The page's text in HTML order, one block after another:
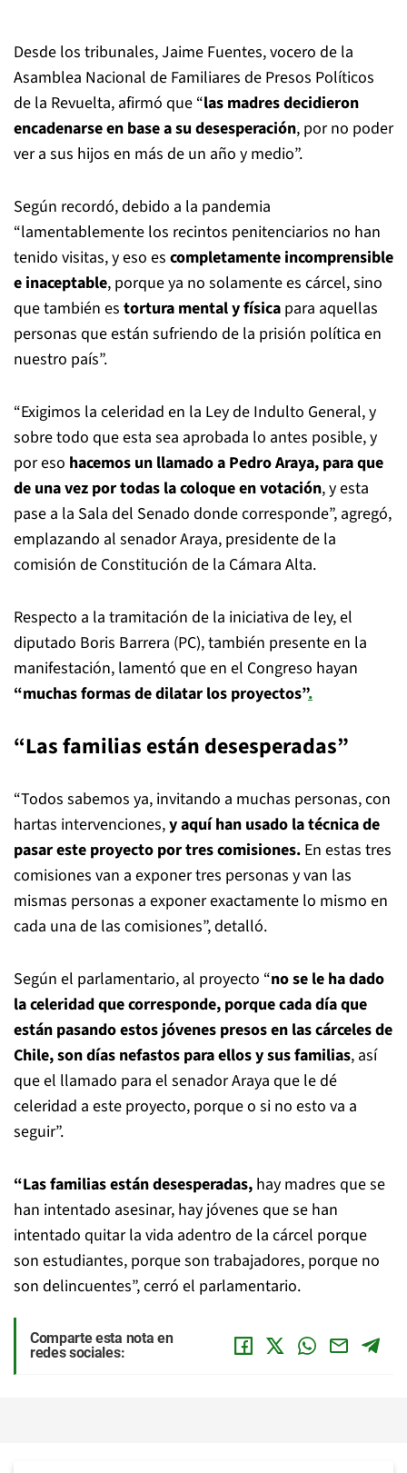
Desde los tribunales, Jaime Fuentes, vocero de la
Asamblea Nacional de Familiares de Presos Políticos
de la Revuelta, afirmó que “las madres decidieron
encadenarse en base a su desesperación, por no poder
ver a sus hijos en más de un año y medio”.
Según recordó, debido a la pandemia
“lamentablemente los recintos penitenciarios no han
tenido visitas, y eso es completamente incomprensible
e inaceptable, porque ya no solamente es cárcel, sino
que también es tortura mental y física para aquellas
personas que están sufriendo de la prisión política en
nuestro país”.
“Exigimos la celeridad en la Ley de Indulto General, y
sobre todo que esta sea aprobada lo antes posible, y
por eso hacemos un llamado a Pedro Araya, para que
de una vez por todas la coloque en votación, y esta
pase a la Sala del Senado donde corresponde”, agregó,
emplazando al senador Araya, presidente de la
comisión de Constitución de la Cámara Alta.
Respecto a la tramitación de la iniciativa de ley, el
diputado Boris Barrera (PC), también presente en la
manifestación, lamentó que en el Congreso hayan
“muchas formas de dilatar los proyectos”.
“Las familias están desesperadas”
“Todos sabemos ya, invitando a muchas personas, con
hartas intervenciones,y aquí han usado la técnica de
pasar este proyecto por tres comisiones. En estas tres
comisiones van a exponer tres personas y van las
mismas personas a exponer exactamente lo mismo en
cada una de las comisiones”, detalló.
Según el parlamentario, al proyecto “no se le ha dado
la celeridad que corresponde, porque cada día que
están pasando estos jóvenes presos en las cárceles de
Chile, son días nefastos para ellos y sus familias, así
que el llamado para el senador Araya que le dé
celeridad a este proyecto, porque o si no esto va a
seguir”.
“Las familias están desesperadas, hay madres que se
han intentado asesinar, hay jóvenes que se han
intentado quitar la vida adentro de la cárcel porque
son estudiantes, porque son trabajadores, porque no
son delincuentes”, cerró el parlamentario.
Comparte esta nota en
redes sociales: